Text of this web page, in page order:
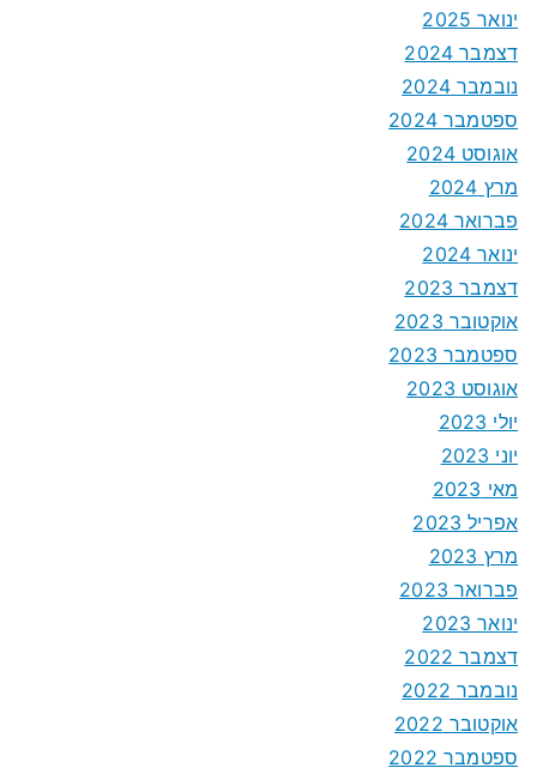
ינואר 2025
דצמבר 2024
נובמבר 2024
ספטמבר 2024
אוגוסט 2024
מרץ 2024
פברואר 2024
ינואר 2024
דצמבר 2023
אוקטובר 2023
ספטמבר 2023
אוגוסט 2023
יולי 2023
יוני 2023
מאי 2023
אפריל 2023
מרץ 2023
פברואר 2023
ינואר 2023
דצמבר 2022
נובמבר 2022
אוקטובר 2022
ספטמבר 2022